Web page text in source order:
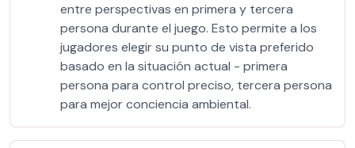
entre perspectivas en primera y tercera
persona durante el juego. Esto permite a los
jugadores elegir su punto de vista preferido
basado en la situación actual - primera
persona para control preciso, tercera persona
para mejor conciencia ambiental.